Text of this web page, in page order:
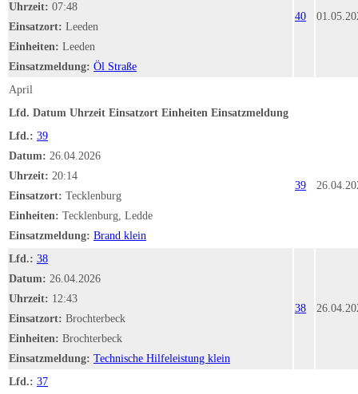
Uhrzeit: 07:48
Einsatzort: Leeden
Einheiten: Leeden
Einsatzmeldung: Öl Straße
40
April
Lfd. Datum Uhrzeit Einsatzort Einheiten Einsatzmeldung
Lfd.: 39
Datum: 26.04.2026
Uhrzeit: 20:14
Einsatzort: Tecklenburg
Einheiten: Tecklenburg, Ledde
Einsatzmeldung: Brand klein
39
Lfd.: 38
Datum: 26.04.2026
Uhrzeit: 12:43
Einsatzort: Brochterbeck
Einheiten: Brochterbeck
Einsatzmeldung: Technische Hilfeleistung klein
38
Lfd.: 37